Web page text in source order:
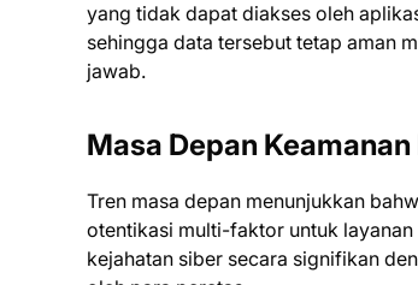
yang tidak dapat diakses oleh
sehingga data tersebut tetap aman
jawab.
Masa Depan
Tren masa depan menunjukkan
otentikasi multi-faktor untuk
kejahatan siber secara signifikan